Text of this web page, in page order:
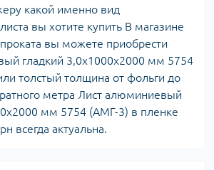
какой именно вид
вы хотите купить В магазине
вы можете приобрести
гладкий 3,0х1000х2000 мм 5754
толстый толщина от фольги до
метра Лист алюминиевый
мм 5754 (АМГ-3) в пленке
всегда актуальна.